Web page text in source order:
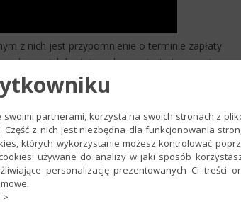
z nich jest przypomnienie o terminie zapłaty
wielokrotnie, zalecane jest utworzenie
proces generowania wiadomości.
Nierozliczone, zaznaczyć dany rozrachunek, a
swoimi partnerami, korzysta na swoich stronach z
Część z nich jest niezbędna dla funkcjonowania
których wykorzystanie możesz kontrolować
używane do analizy w jaki sposób
personalizację prezentowanych Ci treści
>